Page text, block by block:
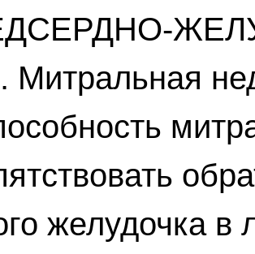
Митральная
желудочка в